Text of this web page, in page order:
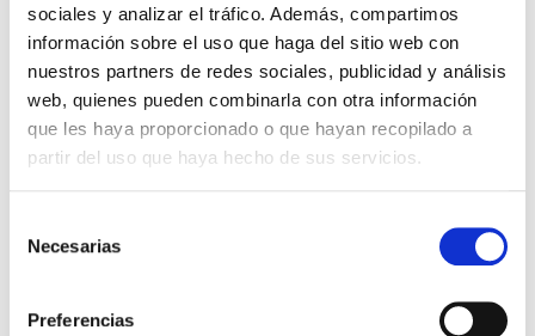
sociales y analizar el tráfico. Además, compartimos
información sobre el uso que haga del sitio web con
nuestros partners de redes sociales, publicidad y análisis
web, quienes pueden combinarla con otra información
que les haya proporcionado o que hayan recopilado a
partir del uso que haya hecho de sus servicios.
Necesarias
Preferencias
ILUMINACIÓN EXTERIOR ILUMINACIÓN EXTERIOR